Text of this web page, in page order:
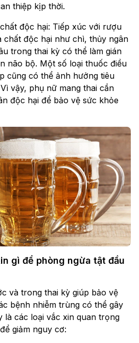
thiệp kịp thời.
độc hại: Tiếp xúc với rượu
chất độc hại như chì, thủy ngân
trong thai kỳ có thể làm gián
não bộ. Một số loại thuốc điều
cũng có thể ảnh hưởng tiêu
vậy, phụ nữ mang thai cần
độc hại để bảo vệ sức khỏe
gì để phòng ngừa tật đầu
và trong thai kỳ giúp bảo vệ
bệnh nhiễm trùng có thể gây
là các loại vắc xin quan trọng
giảm nguy cơ: